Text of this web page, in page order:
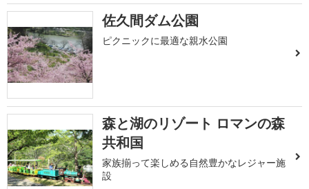
佐久間ダム公園
ピクニックに最適な親水公園
森と湖のリゾート ロマンの森
共和国
家族揃って楽しめる自然豊かなレジャー施
設